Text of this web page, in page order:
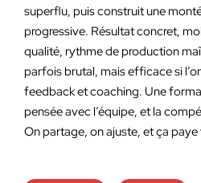
superflu, puis construit une
progressive. Résultat concret,
qualité, rythme de production
parfois brutal, mais efficace si
feedback et coaching. Une
pensée avec l’équipe, et la
On partage, on ajuste, et ça paye